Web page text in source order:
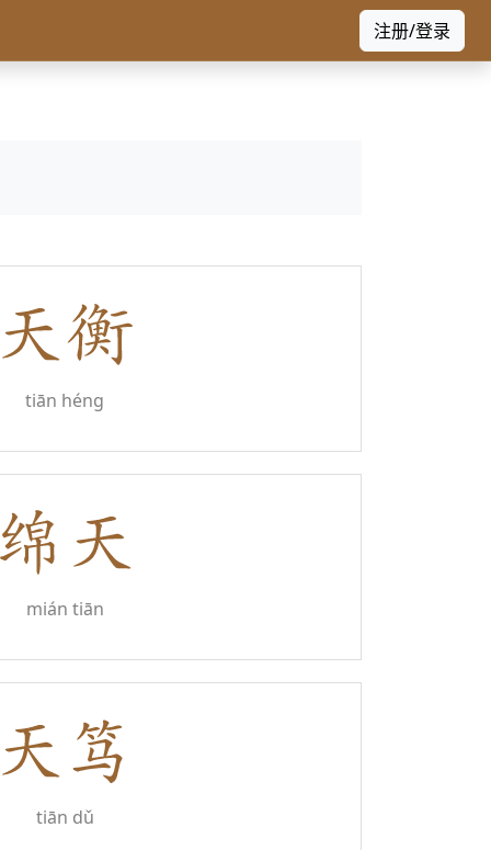
注册/登录
tiān héng
mián tiān
tiān dǔ